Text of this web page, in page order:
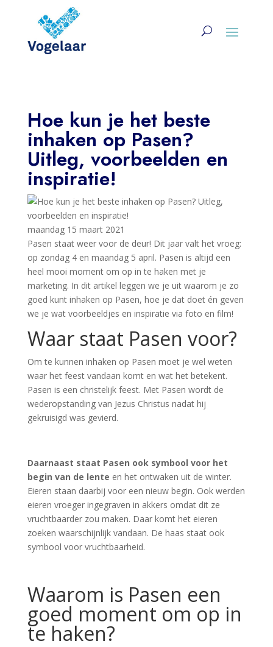
Hoe kun je het beste
inhaken op Pasen?
Uitleg, voorbeelden en
inspiratie!
maandag 15 maart 2021
Pasen staat weer voor de deur! Dit jaar valt het vroeg:
op zondag 4 en maandag 5 april. Pasen is altijd een
heel mooi moment om op in te haken met je
marketing. In dit artikel leggen we je uit waarom je zo
goed kunt inhaken op Pasen, hoe je dat doet én geven
we je wat voorbeeldjes en inspiratie via foto en film!
Waar staat Pasen voor?
Om te kunnen inhaken op Pasen moet je wel weten
waar het feest vandaan komt en wat het betekent.
Pasen is een christelijk feest. Met Pasen wordt de
wederopstanding van Jezus Christus nadat hij
gekruisigd was gevierd.
Daarnaast staat Pasen ook symbool voor het
begin van de lente en het ontwaken uit de winter.
Eieren staan daarbij voor een nieuw begin. Ook werden
eieren vroeger ingegraven in akkers omdat dit ze
vruchtbaarder zou maken. Daar komt het eieren
zoeken waarschijnlijk vandaan. De haas staat ook
symbool voor vruchtbaarheid.
Waarom is Pasen een
goed moment om op in
te haken?